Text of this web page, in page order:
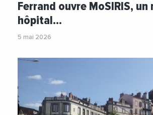
Ferrand ouvre MoSIRIS, un
hôpital…
5 mai 2026